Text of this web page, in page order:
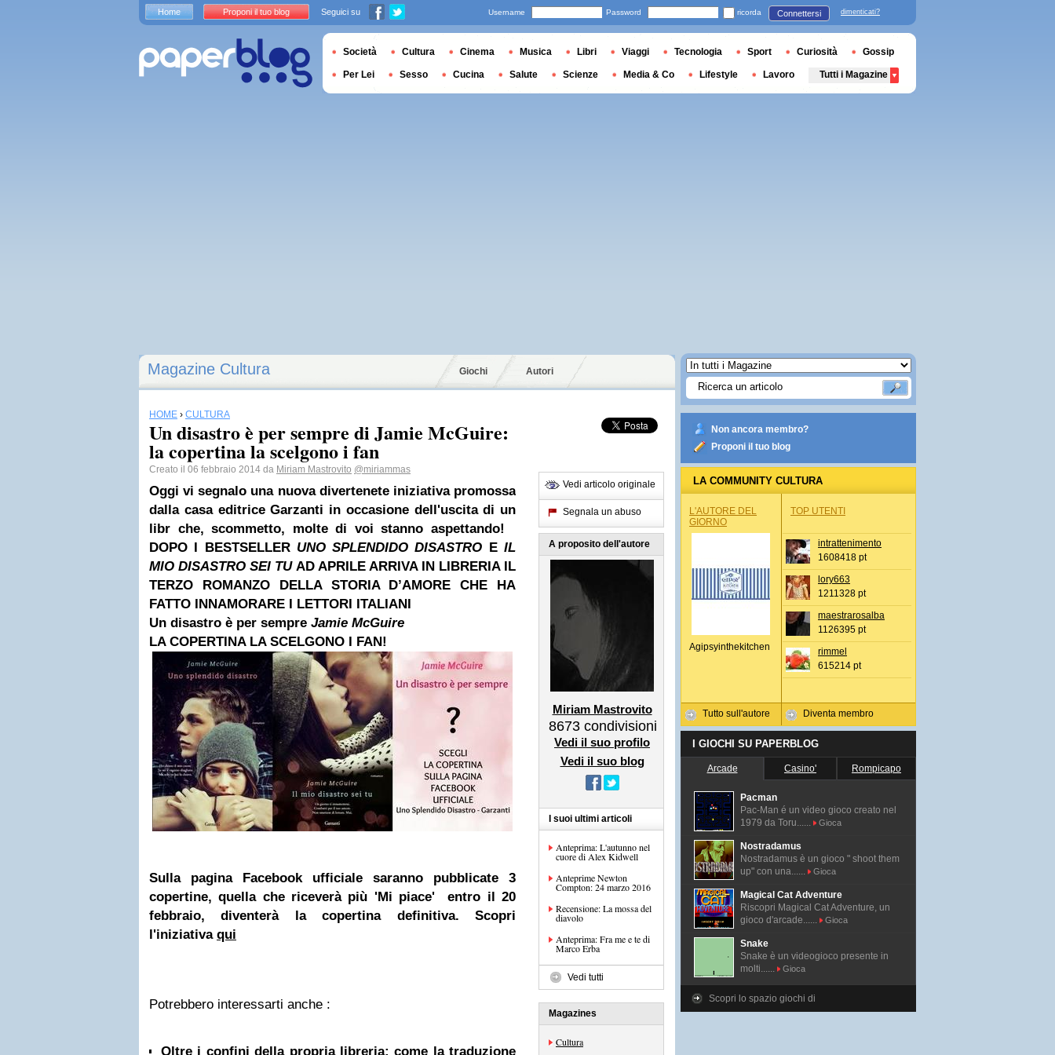
Magazine Cultura Giochi Autori
HOME › CULTURA
Un disastro è per sempre di Jamie McGuire:
la copertina la scelgono i fan
Creato il 06 febbraio 2014 da Miriam Mastrovito @miriammas
Oggi vi segnalo una nuova divertenete iniziativa promossa
dalla casa editrice Garzanti in occasione dell'uscita di un
libr che, scommetto, molte di voi stanno aspettando!
DOPO I BESTSELLER UNO SPLENDIDO DISASTRO EIL
MIO DISASTRO SEI TU AD APRILE ARRIVA IN LIBRERIA IL
TERZO ROMANZO
DELLA STORIA D’AMORE CHE HA
FATTO INNAMORARE I LETTORI ITALIANI
Un disastro è per sempre Jamie McGuire
LA COPERTINA LA SCELGONO I FAN!
Sulla pagina Facebook ufficiale saranno pubblicate 3
copertine,quella che riceverà più 'Mi piace'
entro il 20
febbraio,
diventerà la copertina definitiva.
Scopri
l'iniziativa qui
Potrebbero interessarti anche :
Oltre i confini della propria libreria: come la traduzione
Vedi articolo originale
Segnala un abuso
A proposito dell'autore
Miriam Mastrovito
8673 condivisioni
Vedi il suo profilo
Vedi il suo blog
I suoi ultimi articoli
Anteprima: L'autunno nel
cuore di Alex Kidwell
Anteprime Newton
Compton: 24 marzo 2016
Recensione: La mossa del
diavolo
Anteprima: Fra me e te di
Marco Erba
Vedi tutti
Magazines
Cultura
Non ancora membro?
Proponi il tuo blog
LA COMMUNITY CULTURA
L'AUTORE DEL
GIORNO
Agipsyinthekitchen
Tutto sull'autore
TOP UTENTI
intrattenimento
1608418 pt
lory663
1211328 pt
maestrarosalba
1126395 pt
rimmel
615214 pt
Diventa membro
I GIOCHI SU PAPERBLOG
Arcade Casino' Rompicapo
Pacman
Pac-Man é un video gioco creato nel
1979 da Toru......
Gioca
Nostradamus
Nostradamus è un gioco " shoot them
up" con una......
Gioca
Magical Cat Adventure
Riscopri Magical Cat Adventure, un
gioco d'arcade......
Gioca
Snake
Snake è un videogioco presente in
molti......
Gioca
Scopri lo spazio giochi di
Home Proponi il tuo blog Seguici su Username Password ricorda Connettersi dimenticati?
Società Cultura Cinema Musica Libri Viaggi Tecnologia Sport Curiosità Gossip
Per Lei Sesso Cucina Salute Scienze Media & Co Lifestyle Lavoro Tutti i Magazine